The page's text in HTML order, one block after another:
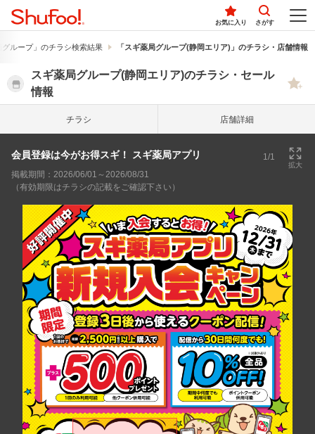
お気に入り さがす
グループ」のチラシ検索結果 「スギ薬局グループ(静岡エリア)」のチラシ・店舗情報
スギ薬局グループ(静岡エリア)のチラシ・セール
情報
チラシ 店舗詳細
会員登録は今がお得スギ！ スギ薬局アプリ 1/1
拡大
掲載期間：2026/06/01～2026/08/31
（有効期限はチラシの記載をご確認下さい）